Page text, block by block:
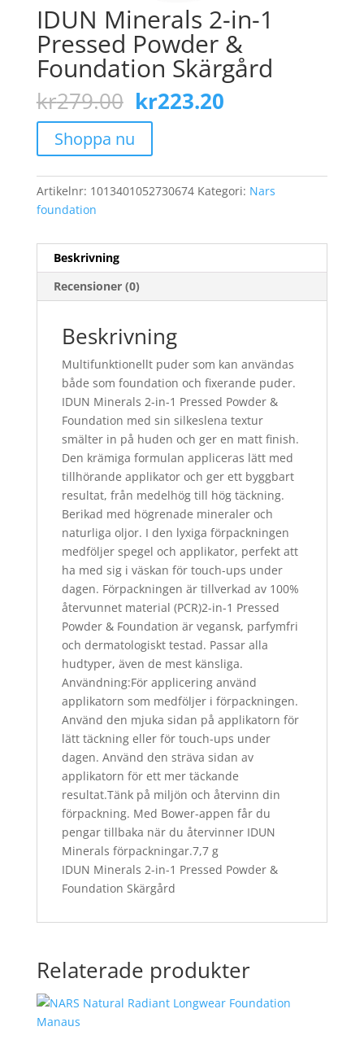
IDUN Minerals 2-in-1
Pressed Powder &
Foundation Skärgård
kr279.00 Det
ursprungliga
priset
var:
kr279.00.
kr223.20Det
kr223.20.
Shoppa nu
Artikelnr: 1013401052730674 Kategori: Nars
foundation
Beskrivning
Recensioner (0)
Beskrivning
Multifunktionellt puder som kan användas
både som foundation och fixerande puder.
IDUN Minerals 2-in-1 Pressed Powder &
Foundation med sin silkeslena textur
smälter in på huden och ger en matt finish.
Den krämiga formulan appliceras lätt med
tillhörande applikator och ger ett byggbart
resultat, från medelhög till hög täckning.
Berikad med högrenade mineraler och
naturliga oljor. I den lyxiga förpackningen
medföljer spegel och applikator, perfekt att
ha med sig i väskan för touch-ups under
dagen. Förpackningen är tillverkad av 100%
återvunnet material (PCR)2-in-1 Pressed
Powder & Foundation är vegansk, parfymfri
och dermatologiskt testad. Passar alla
hudtyper, även de mest känsliga.
Användning:För applicering använd
applikatorn som medföljer i förpackningen.
Använd den mjuka sidan på applikatorn för
lätt täckning eller för touch-ups under
dagen. Använd den sträva sidan av
applikatorn för ett mer täckande
resultat.Tänk på miljön och återvinn din
förpackning. Med Bower-appen får du
pengar tillbaka när du återvinner IDUN
Minerals förpackningar.7,7 g
IDUN Minerals 2-in-1 Pressed Powder &
Foundation Skärgård
Relaterade produkter